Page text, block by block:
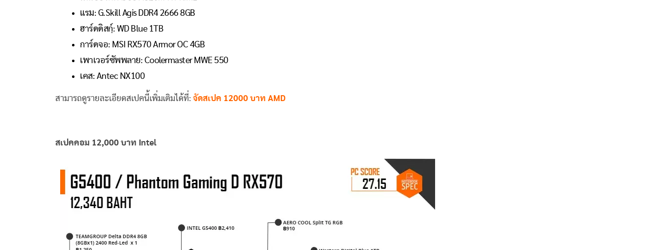
แรม: G.Skill Agis DDR4 2666 8GB
ฮาร์ดดิสกฺ์: WD Blue 1TB
การ์ดจอ: MSI RX570 Armor OC 4GB
เพาเวอร์ซัพพลาย: Coolermaster MWE 550
เคส: Antec NX100
สามารถดูรายละเอียดสเปคนี้เพิ่มเติมได้ที่: จัดสเปค 12000 บาท AMD
สเปคคอม 12,000 บาท Intel